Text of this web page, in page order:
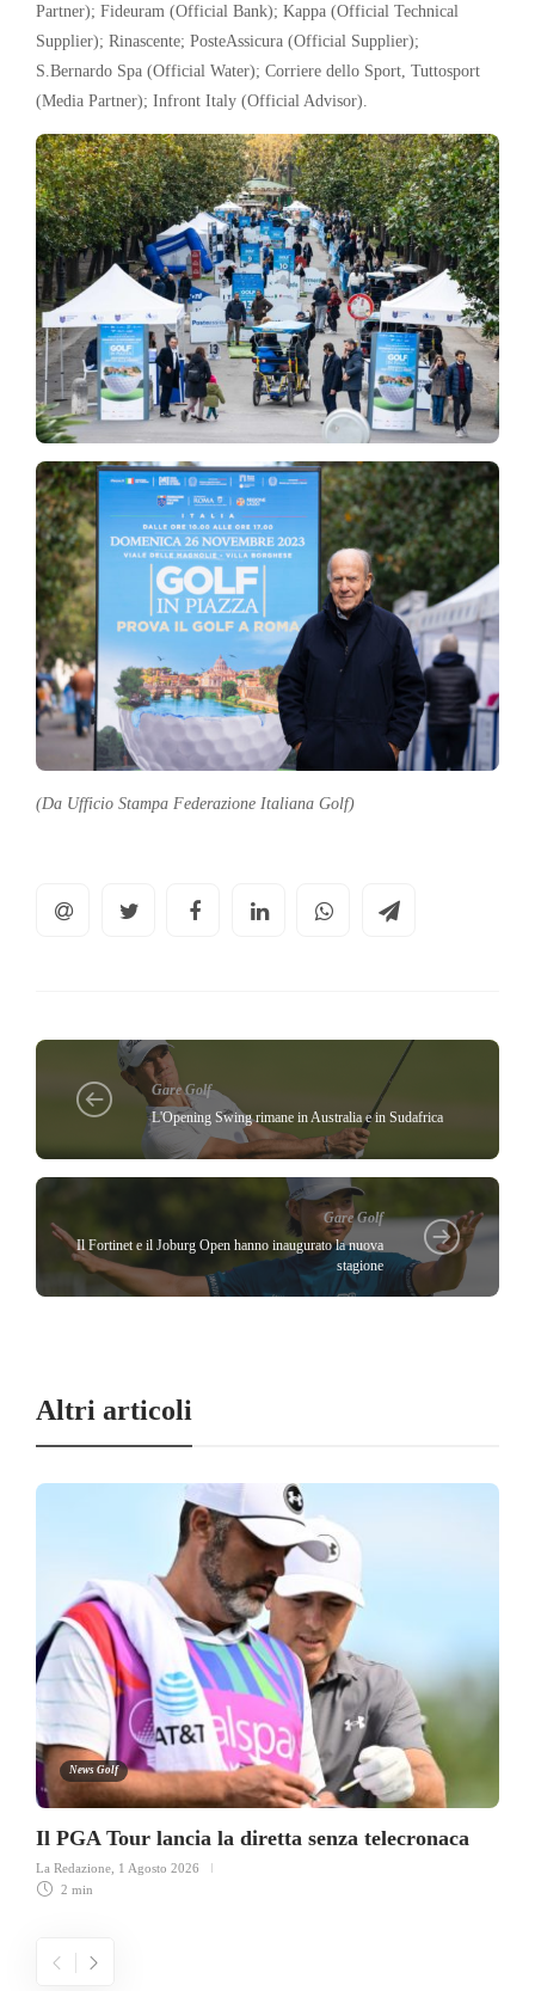
Partner); Fideuram (Official Bank); Kappa (Official Technical
Supplier); Rinascente; PosteAssicura (Official Supplier);
S.Bernardo Spa (Official Water); Corriere dello Sport, Tuttosport
(Media Partner); Infront Italy (Official Advisor).
(Da Ufficio Stampa Federazione Italiana Golf)
Gare Golf
L'Opening Swing rimane in Australia e in Sudafrica
Gare Golf
Il Fortinet e il Joburg Open hanno inaugurato la nuova
stagione
Altri articoli
News Golf
Il PGA Tour lancia la diretta senza telecronaca
La Redazione 1 Agosto 2026
2 min